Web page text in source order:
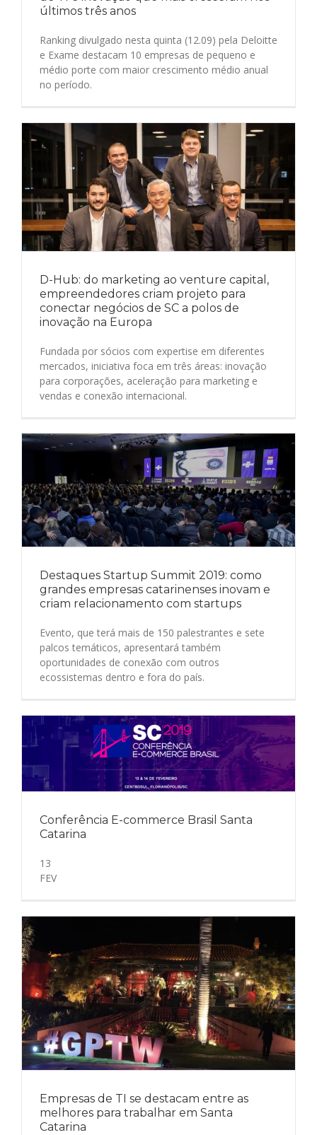
últimos três anos
Ranking divulgado nesta quinta (12.09) pela Deloitte
e Exame destacam 10 empresas de pequeno e
médio porte com maior crescimento médio anual
no período.
D-Hub: do marketing ao venture capital,
empreendedores criam projeto para
conectar negócios de SC a polos de
inovação na Europa
Fundada por sócios com expertise em diferentes
mercados, iniciativa foca em três áreas: inovação
para corporações, aceleração para marketing e
vendas e conexão internacional.
Destaques Startup Summit 2019: como
grandes empresas catarinenses inovam e
criam relacionamento com startups
Evento, que terá mais de 150 palestrantes e sete
palcos temáticos, apresentará também
oportunidades de conexão com outros
ecossistemas dentro e fora do país.
Conferência E-commerce Brasil Santa
Catarina
13
FEV
Empresas de TI se destacam entre as
melhores para trabalhar em Santa
Catarina